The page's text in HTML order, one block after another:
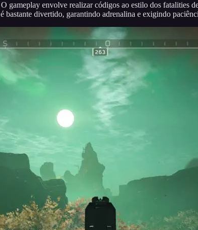
gameplay envolve realizar códigos ao estilo dos fatalities
bastante divertido, garantindo adrenalina e exigindo